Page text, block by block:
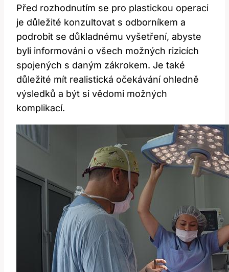
Před rozhodnutím se pro plastickou operaci
je důležité konzultovat s odborníkem a
podrobit se důkladnému vyšetření, abyste
byli informováni o všech možných rizicích
spojených s daným zákrokem. Je také
důležité mít realistická očekávání ohledně
výsledků a být si vědomi možných
komplikací.